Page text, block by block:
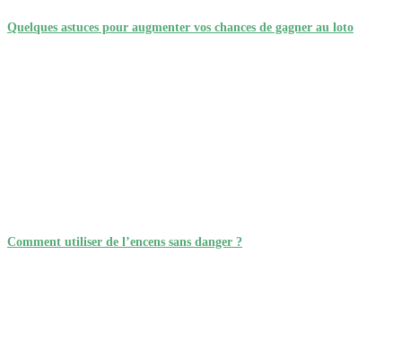
Quelques astuces pour augmenter vos chances de gagner au loto
Comment utiliser de l’encens sans danger ?